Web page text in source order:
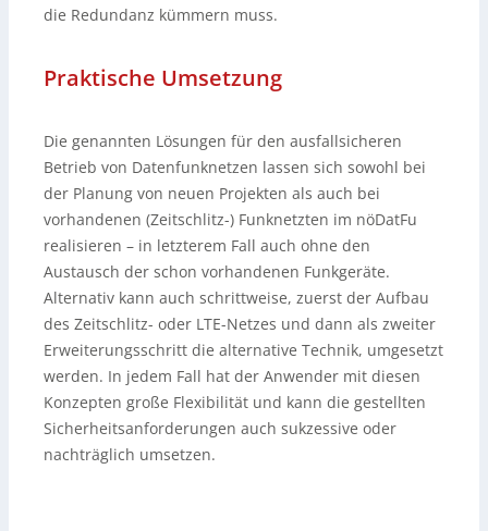
die Redundanz kümmern muss.
Praktische Umsetzung
Die genannten Lösungen für den ausfallsicheren
Betrieb von Datenfunknetzen lassen sich sowohl bei
der Planung von neuen Projekten als auch bei
vorhandenen (Zeitschlitz-) Funknetzten im nöDatFu
realisieren – in letzterem Fall auch ohne den
Austausch der schon vorhandenen Funkgeräte.
Alternativ kann auch schrittweise, zuerst der Aufbau
des Zeitschlitz- oder LTE-Netzes und dann als zweiter
Erweiterungsschritt die alternative Technik, umgesetzt
werden. In jedem Fall hat der Anwender mit diesen
Konzepten große Flexibilität und kann die gestellten
Sicherheitsanforderungen auch sukzessive oder
nachträglich umsetzen.